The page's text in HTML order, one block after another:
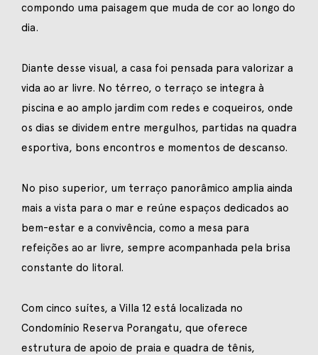
compondo uma paisagem que muda de cor ao longo do
dia.
Diante desse visual, a casa foi pensada para valorizar a
vida ao ar livre. No térreo, o terraço se integra à
piscina e ao amplo jardim com redes e coqueiros, onde
os dias se dividem entre mergulhos, partidas na quadra
esportiva, bons encontros e momentos de descanso.
No piso superior, um terraço panorâmico amplia ainda
mais a vista para o mar e reúne espaços dedicados ao
bem-estar e a convivência, como a mesa para
refeições ao ar livre, sempre acompanhada pela brisa
constante do litoral.
Com cinco suítes, a Villa 12 está localizada no
Condomínio Reserva Porangatu, que oferece
estrutura de apoio de praia e quadra de tênis,